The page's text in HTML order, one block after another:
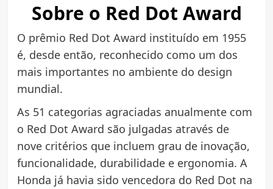
Sobre o Red Dot Award
O prêmio Red Dot Award instituído em 1955
é, desde então, reconhecido como um dos
mais importantes no ambiente do design
mundial.
As 51 categorias agraciadas anualmente com
o Red Dot Award são julgadas através de
nove critérios que incluem grau de inovação,
funcionalidade, durabilidade e ergonomia. A
Honda já havia sido vencedora do Red Dot na